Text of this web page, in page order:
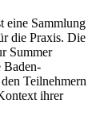
eine Sammlung
die Praxis. Die
Summer
Teilnehmern
ihrer